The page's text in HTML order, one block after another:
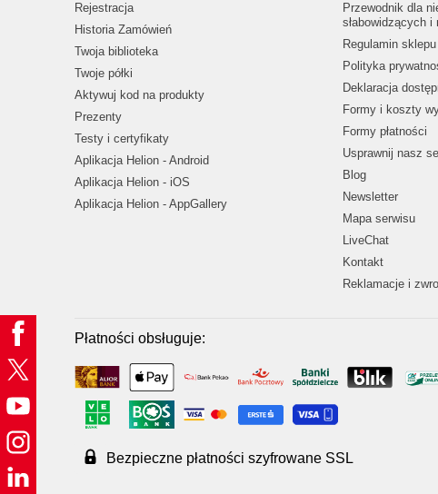
Rejestracja
Historia Zamówień
Twoja biblioteka
Twoje półki
Aktywuj kod na produkty
Prezenty
Testy i certyfikaty
Aplikacja Helion - Android
Aplikacja Helion - iOS
Aplikacja Helion - AppGallery
Przewodnik dla
słabowidzących i
Regulamin sklepu
Polityka
Deklaracja
Formy i koszty
Formy płatności
Usprawnij nasz
Blog
Newsletter
Mapa serwisu
LiveChat
Kontakt
Reklamacje i
Płatności obsługuje:
Bezpieczne płatności szyfrowane SSL